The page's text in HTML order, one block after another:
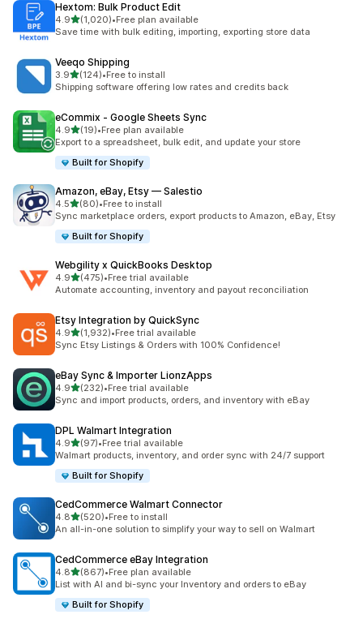
Hextom: Bulk Product Edit
4.9별 5개 중
(1,020)
총 리뷰 1020개
•Free plan available
Save time with bulk editing, importing, exporting store data
Veeqo Shipping
3.9별 5개 중
(124)
총 리뷰 124개
•Free to install
Shipping software offering low rates and credits back
eCommix ‑ Google Sheets Sync
4.9별 5개 중
(19)
총 리뷰 19개
•Free plan available
Export to a spreadsheet, bulk edit, and update your store
Built for Shopify
Amazon, eBay, Etsy — Salestio
4.5별 5개 중
(80)
총 리뷰 80개
•Free to install
Sync marketplace orders, export products to Amazon, eBay, Etsy
Built for Shopify
Webgility x QuickBooks Desktop
4.9별 5개 중
(475)
총 리뷰 475개
•Free trial available
Automate accounting, inventory and payout reconciliation
Etsy Integration by QuickSync
4.9별 5개 중
(1,932)
총 리뷰 1932개
•Free trial available
Sync Etsy Listings & Orders with 100% Confidence!
eBay Sync & Importer LionzApps
4.9별 5개 중
(232)
총 리뷰 232개
•Free trial available
Sync and import products, orders, and inventory with eBay
DPL Walmart Integration
4.9별 5개 중
(97)
총 리뷰 97개
•Free trial available
Walmart products, inventory, and order sync with 24/7 support
Built for Shopify
CedCommerce Walmart Connector
4.8별 5개 중
(520)
총 리뷰 520개
•Free to install
An all-in-one solution to simplify your way to sell on Walmart
CedCommerce eBay Integration
4.8별 5개 중
(867)
총 리뷰 867개
•Free plan available
List with AI and bi-sync your Inventory and orders to eBay
Built for Shopify